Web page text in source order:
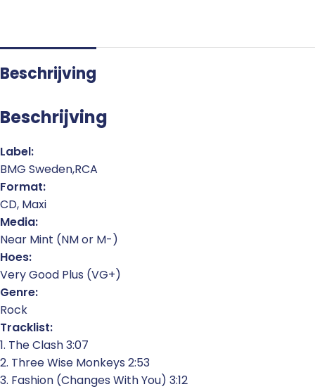
Beschrijving
Beschrijving
Label:
BMG Sweden,RCA
Format:
CD, Maxi
Media:
Near Mint (NM or M-)
Hoes:
Very Good Plus (VG+)
Genre:
Rock
Tracklist:
1. The Clash 3:07
2. Three Wise Monkeys 2:53
3. Fashion (Changes With You) 3:12